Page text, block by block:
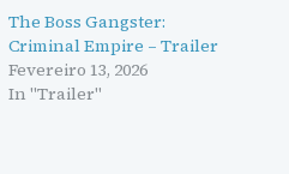
The Boss Gangster:
Criminal Empire – Trailer
Fevereiro 13, 2026
In "Trailer"